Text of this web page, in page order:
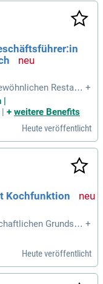
Restaur
die gesamte Sc
Teams wirst Du n
+
+ weitere Benefits
Heute veröffentlicht
Kochfunktion
Grundsät
Dass du dein Tea
als Köchin/K
+
Heute veröffentlicht